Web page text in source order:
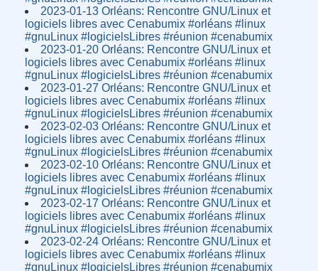
2023-01-13 Orléans: Rencontre GNU/Linux et
logiciels libres avec Cenabumix #orléans #linux
#gnuLinux #logicielsLibres #réunion #cenabumix
2023-01-20 Orléans: Rencontre GNU/Linux et
logiciels libres avec Cenabumix #orléans #linux
#gnuLinux #logicielsLibres #réunion #cenabumix
2023-01-27 Orléans: Rencontre GNU/Linux et
logiciels libres avec Cenabumix #orléans #linux
#gnuLinux #logicielsLibres #réunion #cenabumix
2023-02-03 Orléans: Rencontre GNU/Linux et
logiciels libres avec Cenabumix #orléans #linux
#gnuLinux #logicielsLibres #réunion #cenabumix
2023-02-10 Orléans: Rencontre GNU/Linux et
logiciels libres avec Cenabumix #orléans #linux
#gnuLinux #logicielsLibres #réunion #cenabumix
2023-02-17 Orléans: Rencontre GNU/Linux et
logiciels libres avec Cenabumix #orléans #linux
#gnuLinux #logicielsLibres #réunion #cenabumix
2023-02-24 Orléans: Rencontre GNU/Linux et
logiciels libres avec Cenabumix #orléans #linux
#gnuLinux #logicielsLibres #réunion #cenabumix